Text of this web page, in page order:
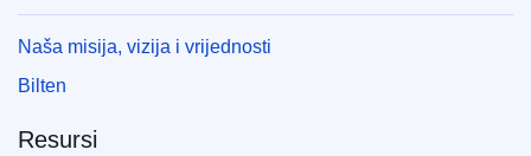
Naša misija, vizija i vrijednosti
Bilten
Resursi